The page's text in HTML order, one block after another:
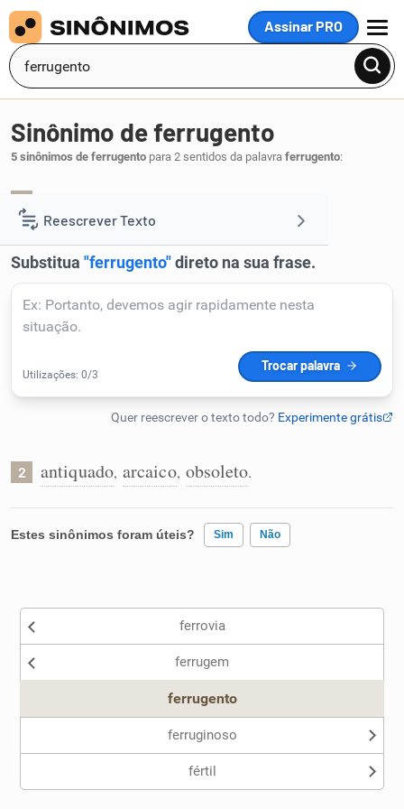
Assinar PRO
MENU
Reescrever Texto
Resumir Texto
Corrigir Texto
Detector de IA
Humanizador de IA
Sinônimo de ferrugento
5 sinônimos de ferrugento para 2 sentidos da palavra ferrugento:
2 antiquado, arcaico, obsoleto.
Estes sinônimos foram úteis? Sim Não
Nenhum dos sinônimos apresentados me ajudou
ferrovia
ferrugem
ferrugento
ferruginoso
fértil